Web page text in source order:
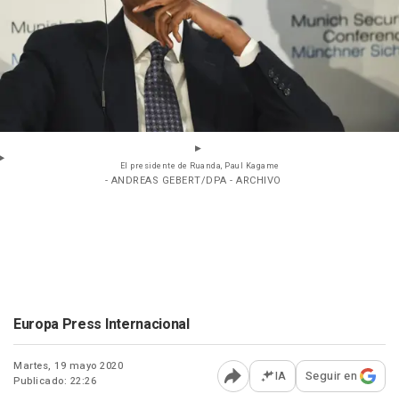
El presidente de Ruanda, Paul Kagame
- ANDREAS GEBERT/DPA - ARCHIVO
Europa Press Internacional
Martes, 19 mayo 2020
Publicado: 22:26
Abrir opciones para
IA Seguir en